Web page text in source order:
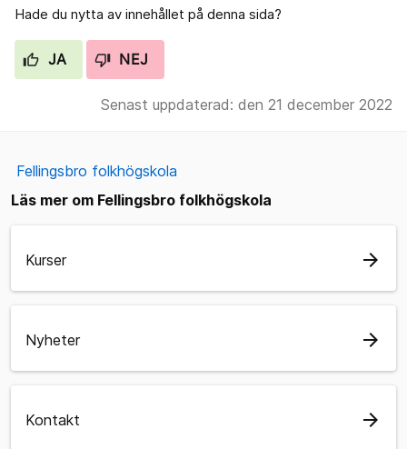
Hade du nytta av innehållet på denna sida?
JA NEJ
Senast uppdaterad: den 21 december 2022
Fellingsbro folkhögskola
Läs mer om Fellingsbro folkhögskola
Kurser arrow_forward
Nyheter arrow_forward
Kontakt arrow_forward